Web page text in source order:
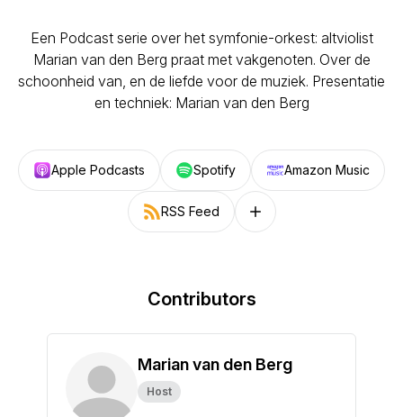
Een Podcast serie over het symfonie-orkest: altviolist
Marian van den Berg praat met vakgenoten. Over de
schoonheid van, en de liefde voor de muziek. Presentatie
en techniek: Marian van den Berg
Apple Podcasts Spotify Amazon Music
RSS Feed Follow on other platforms
Contributors
Marian van den Berg
Host